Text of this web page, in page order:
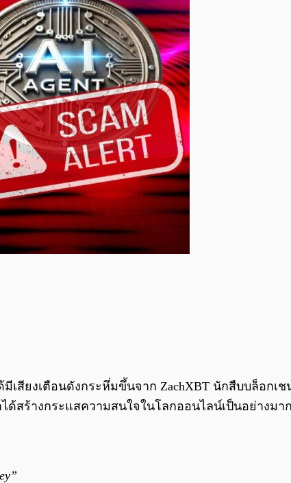
สียงเตือนดังกระหึ่มขึ้นจาก ZachXBT นักสืบบล็อกเ
ด้สร้างกระแสความสนใจในโลกออนไลน์เป็นอย่าง